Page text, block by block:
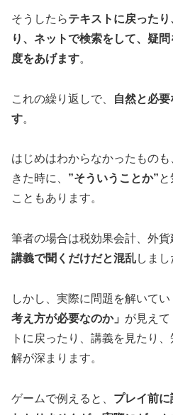
そうしたらテキストに戻った
り、ネットで検索をして、疑
度をあげます。
これの繰り返しで、
自然と必
す。
はじめはわからなかったもの
きた時に、 ”そういうことか”
こともあります。
筆者の場合は税効果会計、外
講義で聞くだけだと混乱しまし
しかし、実際に問題を解いてい
考え方が必要なのか」 が見え
トに戻ったり、講義を見たり
解が深まります。
ゲームで例えると、 プレイ前に